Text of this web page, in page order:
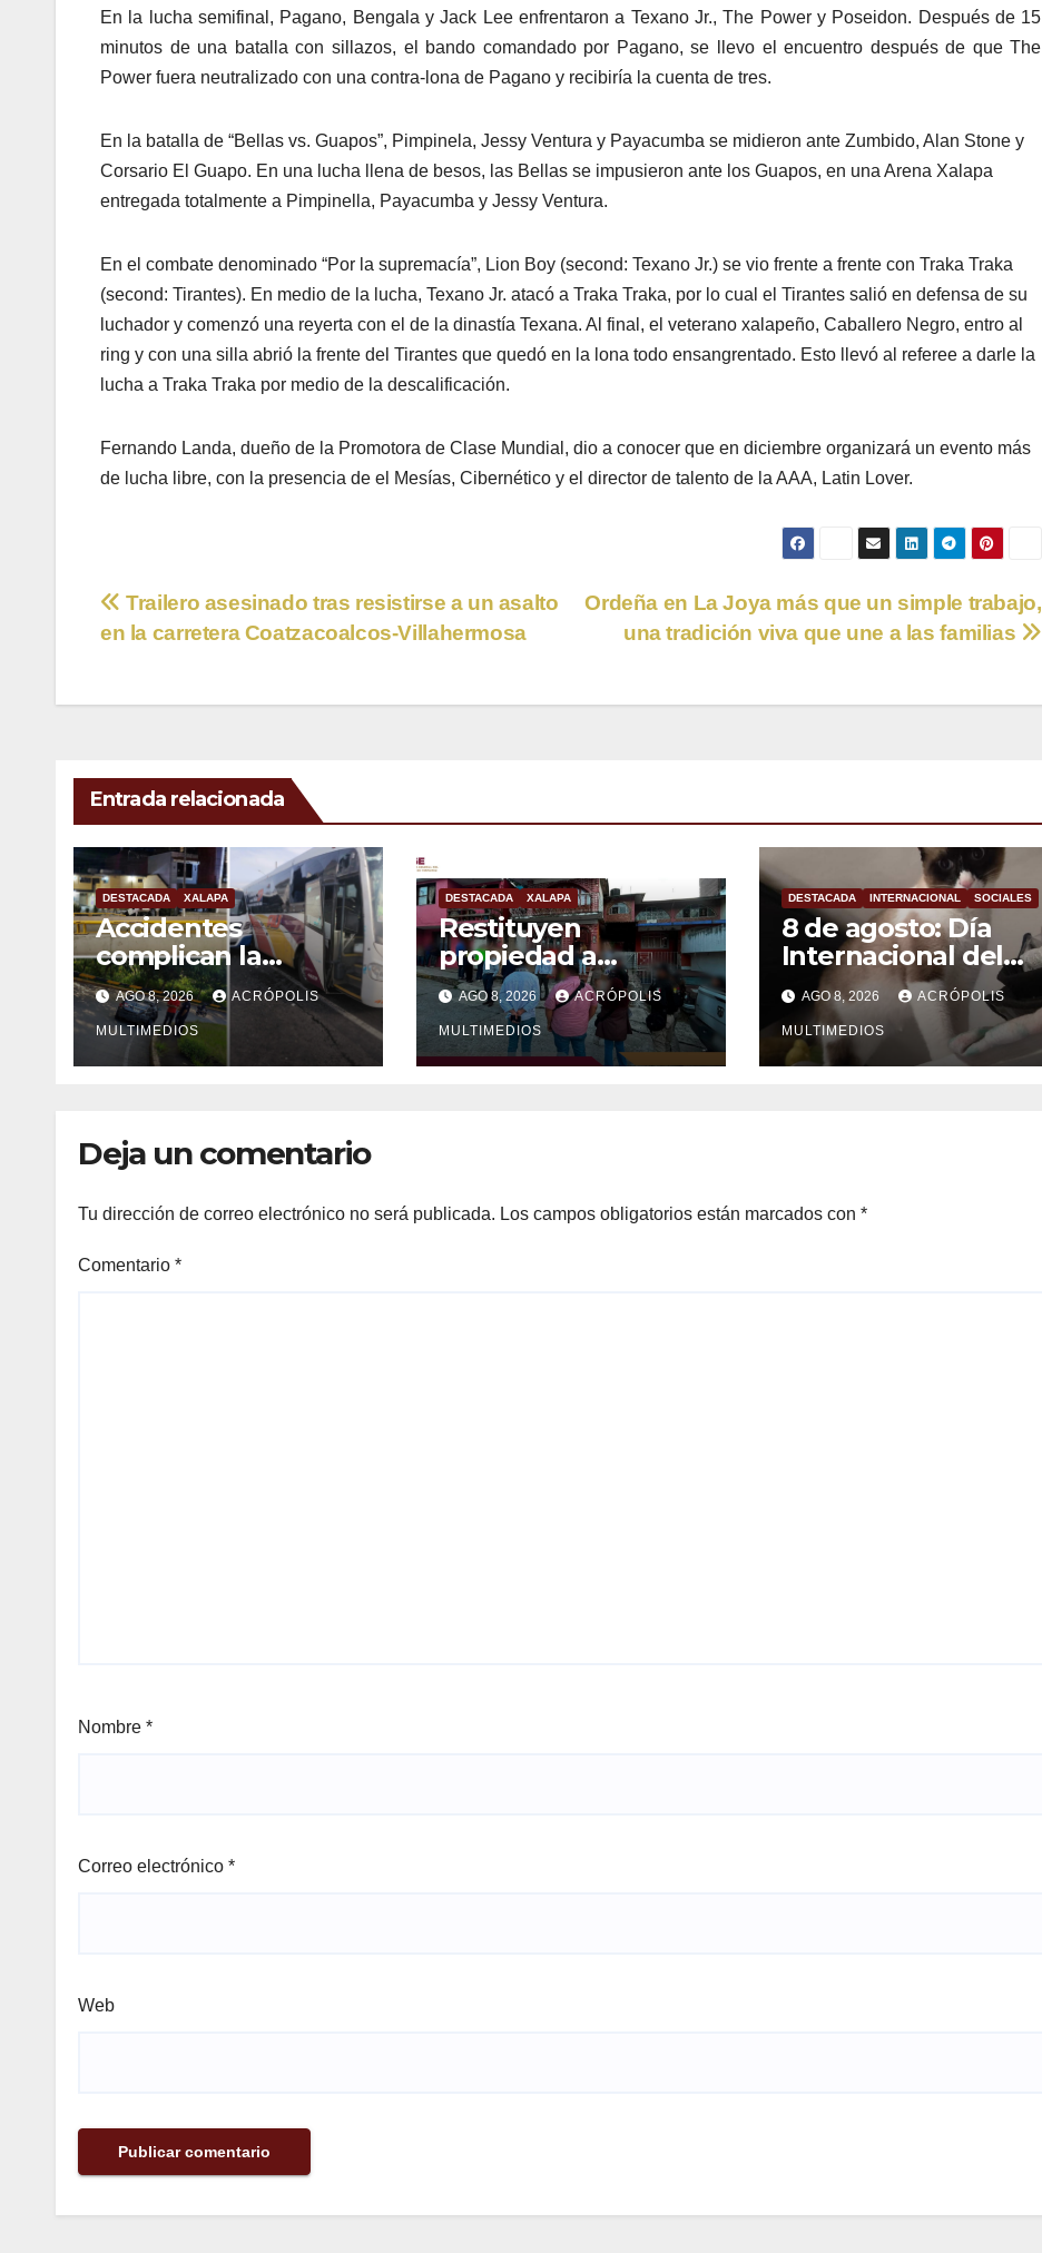
En la lucha semifinal, Pagano, Bengala y Jack Lee enfrentaron a Texano Jr., The Power y Poseidon. Después de 15
minutos de una batalla con sillazos, el bando comandado por Pagano, se llevo el encuentro después de que The
Power fuera neutralizado con una contra-lona de Pagano y recibiría la cuenta de tres.
En la batalla de “Bellas vs. Guapos”, Pimpinela, Jessy Ventura y Payacumba se midieron ante Zumbido, Alan Stone y
Corsario El Guapo. En una lucha llena de besos, las Bellas se impusieron ante los Guapos, en una Arena Xalapa
entregada totalmente a Pimpinella, Payacumba y Jessy Ventura.
En el combate denominado “Por la supremacía”, Lion Boy (second: Texano Jr.) se vio frente a frente con Traka Traka
(second: Tirantes). En medio de la lucha, Texano Jr. atacó a Traka Traka, por lo cual el Tirantes salió en defensa de su
luchador y comenzó una reyerta con el de la dinastía Texana. Al final, el veterano xalapeño, Caballero Negro, entro al
ring y con una silla abrió la frente del Tirantes que quedó en la lona todo ensangrentado. Esto llevó al referee a darle la
lucha a Traka Traka por medio de la descalificación.
Fernando Landa, dueño de la Promotora de Clase Mundial, dio a conocer que en diciembre organizará un evento más
de lucha libre, con la presencia de el Mesías, Cibernético y el director de talento de la AAA, Latin Lover.
Navegación
entradas
Ordeña en La Joya más que un simple trabajo,
una tradición viva que une a las familias
Trailero asesinado tras resistirse a un asalto
en la carretera Coatzacoalcos-Villahermosa
Entrada relacionada
DESTACADA XALAPA
Accidentes
complican la
mañana en Xalapa
AGO 8, 2026 ACRÓPOLIS
MULTIMEDIOS
DESTACADA XALAPA
Restituyen
propiedad a
víctimas en Xalapa
AGO 8, 2026 ACRÓPOLIS
MULTIMEDIOS
DESTACADA INTERNACIONAL SOCIALES
8 de agosto: Día
Internacional del
Gato
AGO 8, 2026 ACRÓPOLIS
MULTIMEDIOS
Deja un comentario
Tu dirección de correo electrónico no será publicada. Los campos obligatorios están marcados con *
Comentario *
Nombre *
Correo electrónico *
Web